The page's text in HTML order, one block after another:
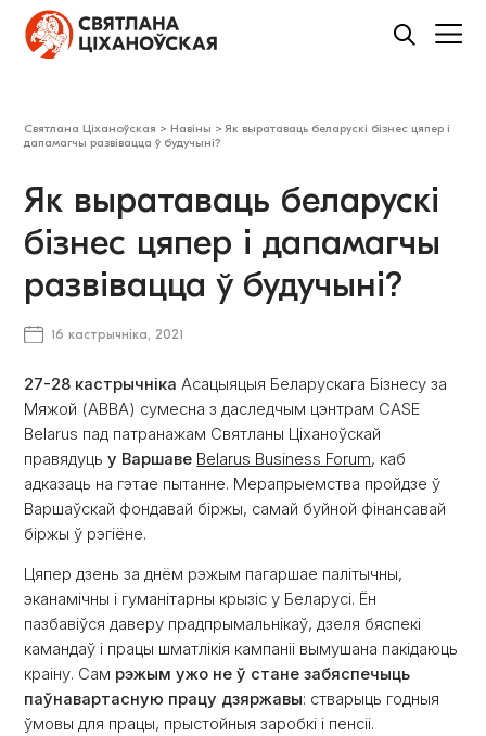
Святлана Ціханоўская > Навіны >Як выратаваць беларускі бізнес цяпер і
дапамагчы развівацца ў будучыні?
Як выратаваць беларускі
бізнес цяпер і дапамагчы
развівацца ў будучыні?
16 кастрычніка, 2021
27-28 кастрычніка Асацыяцыя Беларускага Бізнесу за
Мяжой (ABBA) сумесна з даследчым цэнтрам CASE
Belarus пад патранажам Святланы Ціханоўскай
правядуцьу Варшаве Belarus Business Forum, каб
адказаць на гэтае пытанне. Мерапрыемства пройдзе ў
Варшаўскай фондавай біржы, самай буйной фінансавай
біржы ў рэгіёне.
Цяпер дзень за днём рэжым пагаршае палітычны,
эканамічны і гуманітарны крызіс у Беларусі. Ён
пазбавіўся даверу прадпрымальнікаў, дзеля бяспекі
камандаў і працы шматлікія кампаніі вымушана пакідаюць
краіну. Сам рэжым ужо не ў стане забяспечыць
паўнавартасную працу дзяржавы: стварыць годныя
ўмовы для працы, прыстойныя заробкі і пенсіі.